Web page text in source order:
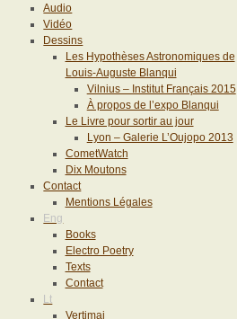
Audio
Vidéo
Dessins
Les Hypothèses Astronomiques de
Louis-Auguste Blanqui
Vilnius – Institut Français 2015
À propos de l’expo Blanqui
Le Livre pour sortir au jour
Lyon – Galerie L’Oujopo 2013
CometWatch
Dix Moutons
Contact
Mentions Légales
Eng
Books
Electro Poetry
Texts
Contact
Lt
Vertimai